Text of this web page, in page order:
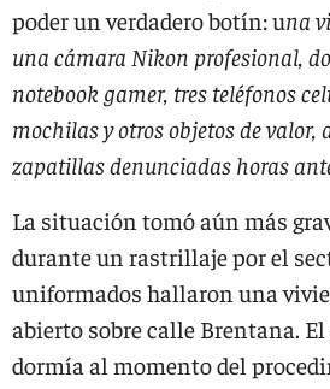
poder un verdadero botín: una
una cámara Nikon profesional,
notebook gamer, tres teléfonos
mochilas y otros objetos de valor,
zapatillas denunciadas horas
La situación tomó aún más
durante un rastrillaje por el
uniformados hallaron una
abierto sobre calle Brentana.
dormía al momento del